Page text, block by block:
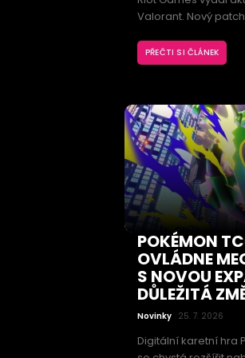
Valorant. Nový
důležitou úpravu
Phoenixe. Fanoušky
PŘEČTI SI ČLÁNEK
POKÉMON
OVLÁDNE
S NOVOU
DŮLEŽITÁ
Novinky 25. 7. 2026
Digitální karetní hra